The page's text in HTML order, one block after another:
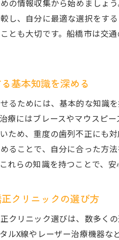
の情報収集から始めましょ
し、自分に最適な選択をす
とも大切です。船橋市は交
基本知識を深める
るためには、基本的な知識
療にはブレースやマウスピ
ため、重度の歯列不正にも
ることで、自分に合った方
れらの知識を持つことで、
クリニックの選び方
クリニック選びは、数多く
ルX線やレーザー治療機器な